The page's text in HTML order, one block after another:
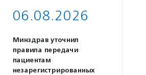
06.08.2026
Минздрав уточнил
правила передачи
пациентам
незарегистрированных